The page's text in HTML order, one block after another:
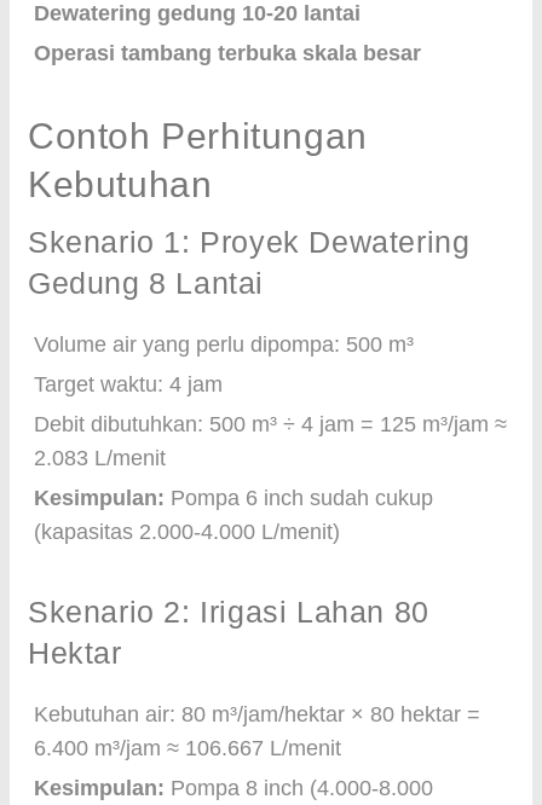
Dewatering gedung 10-20 lantai
Operasi tambang terbuka skala besar
Contoh Perhitungan
Kebutuhan
Skenario 1: Proyek Dewatering
Gedung 8 Lantai
Volume air yang perlu dipompa: 500 m³
Target waktu: 4 jam
Debit dibutuhkan: 500 m³ ÷ 4 jam = 125 m³/jam ≈
2.083 L/menit
Kesimpulan: Pompa 6 inch sudah cukup
(kapasitas 2.000-4.000 L/menit)
Skenario 2: Irigasi Lahan 80
Hektar
Kebutuhan air: 80 m³/jam/hektar × 80 hektar =
6.400 m³/jam ≈ 106.667 L/menit
Kesimpulan: Pompa 8 inch (4.000-8.000